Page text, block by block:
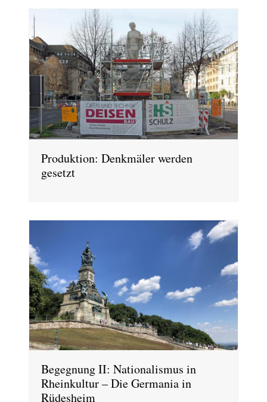
Produktion: Denkmäler werden
gesetzt
Begegnung II: Nationalismus in
Rheinkultur – Die Germania in
Rüdesheim